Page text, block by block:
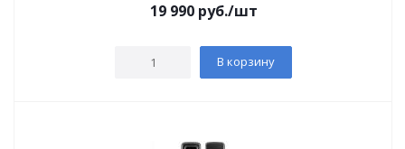
19 990руб./шт
В корзину